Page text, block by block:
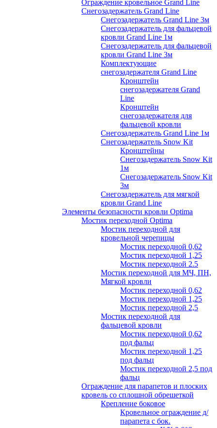
Ограждение кровельное Grand Line
Снегозадержатель Grand Line
Снегозадержатель Grand Line 3м
Снегозадержатель для фальцевой
кровли Grand Line 1м
Снегозадержатель для фальцевой
кровли Grand Line 3м
Комплектующие
снегозадержателя Grand Line
Кронштейн
снегозадержателя Grand
Line
Кронштейн
снегозадержателя для
фальцевой кровли
Снегозадержатель Grand Line 1м
Снегозадержатель Snow Kit
Кронштейны
Снегозадержатель Snow Kit
1м
Снегозадержатель Snow Kit
3м
Снегозадержатель для мягкой
кровли Grand Line
Элементы безопасности кровли Optima
Мостик переходной Optima
Мостик переходной для
кровельной черепицы
Мостик переходной 0,62
Мостик переходной 1,25
Мостик переходной 2.5
Мостик переходной для МЧ, ПН,
Мягкой кровли
Мостик переходной 0,62
Мостик переходной 1,25
Мостик переходной 2,5
Мостик переходной для
фальцевой кровли
Мостик переходной 0,62
под фальц
Мостик переходной 1,25
под фальц
Мостик переходной 2,5 под
фальц
Ограждение для парапетов и плоских
кровель со сплошной обрешеткой
Крепление боковое
Кровельное ограждение д/
парапета с бок.